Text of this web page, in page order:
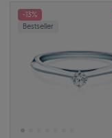
-13%
Bestseller